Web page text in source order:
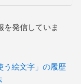
を発信していま
う絵文字」の履歴